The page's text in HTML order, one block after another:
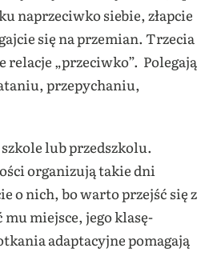
naprzeciwko siebie, złapcie
się na przemian. Trzecia
relacje „przeciwko”. Polegają
przepychaniu,
lub przedszkolu.
organizują takie dni
o nich, bo warto przejść się z
miejsce, jego klasę-
adaptacyjne pomagają